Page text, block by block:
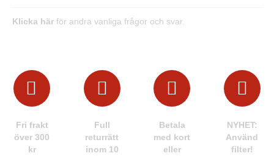
Klicka här för andra vanliga frågor och svar.
Fri frakt
över 300
kr
Full
returrätt
inom 10
Betala
med kort
eller
NYHET:
Använd
filter!